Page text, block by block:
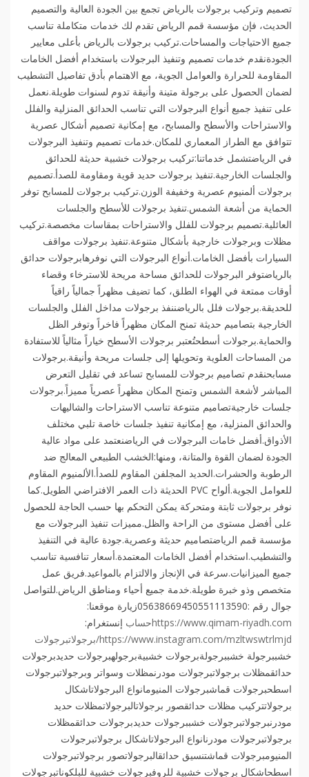
تصميم وتركيب برجولات بالرياض تجمع بين الجودة العالية والتصميم
الحديث، فإن مؤسسة قمم الرياض تقدم لك خدمات متكاملة تناسب
جميع الاحتياجات والمساحات.تركيب برجولات بالرياض بأعلى معايير
الجودةنقدم خدمات تصميم وتنفيذ البرجولات باستخدام أفضل الخامات
المقاومة للحرارة والعوامل الجوية، مع الاهتمام بأدق تفاصيل التشطيب
لضمان الحصول على برجولة متينة وأنيقة تدوم لسنوات طويلة.نعمل
على تنفيذ جميع أنواع البرجولات التي تناسب الحدائق المنزلية والفلل
والاستراحات والأسطح والمسابح، مع إمكانية تصميم أشكال عصرية
تتوافق مع الطراز المعماري للمكان.خدمات تصميم وتنفيذ البرجولات
في الرياضتشمل خدماتنا:تركيب برجولات خشبية حديثة للحدائق
والجلسات الخارجية.تنفيذ برجولات حديد قوية ومقاومة للصدأ.تصميم
برجولات ألمنيوم عصرية وخفيفة الوزن.تركيب برجولات للمسابح توفر
الحماية من أشعة الشمس.تنفيذ برجولات للأسطح والجلسات
العائلية.تصميم برجولات للفلل والاستراحات بمقاسات مخصصة.تركيب
مظلات وبرجولات خارجية بأشكال متنوعة.تنفيذ برجولات مواقف
السيارات بأفضل الخامات.أنواع البرجولات التي نوفرهابرجولات حدائق
بالرياضتوفر البرجولات للحدائق مساحة مريحة للاسترخاء وقضاء
أوقات ممتعة في الهواء الطلق، كما تضيف مظهراً جمالياً راقياً
للحديقة.برجولات فلل بالرياضننفذ برجولات مداخل الفلل والجلسات
الخارجية بتصاميم حديثة تمنح المكان مظهراً فاخراً وتوفر الظل
والحماية.برجولات أسطحتُعتبر برجولات الأسطح خياراً مثالياً للاستفادة
من المساحات العلوية وتحويلها إلى جلسات مريحة وأنيقة.برجولات
مسابحنقدم تصاميم برجولات للمسابح تساعد في تقليل التعرض
المباشر لأشعة الشمس وتمنح المكان مظهراً عصرياً مميزاً.برجولات
جلسات خارجيةتصاميم متنوعة تناسب الاستراحات والشاليهات
والحدائق المنزلية، مع إمكانية تنفيذ جلسات خاصة تلبي مختلف
الأذواق.أفضل خامات البرجولات في الرياضنعتمد على مواد عالية
الجودة لضمان القوة والمتانة، ومنها:الخشب الطبيعي المعالج ضد
الرطوبة والحشرات.الحديد المجلفن المقاوم للصدأ.الألمنيوم المقاوم
للعوامل الجوية.ألواح PVC الحديثة ذات العمر الافتراضي الطويل.كما
نوفر برجولات ثابتة ومتحركة يمكن التحكم بها حسب الحاجة للحصول
على أفضل مستوى من الراحة والظل.مميزات تنفيذ البرجولات مع
مؤسسة قمم الرياضتصاميم حديثة وعصرية.جودة عالية في التنفيذ
والتشطيب.استخدام أفضل الخامات المعتمدة.أسعار تنافسية تناسب
جميع الميزانيات.سرعة في الإنجاز والالتزام بالمواعيد.فريق عمل
متخصص وذو خبرة طويلة.خدمة جميع أحياء ومناطق الرياض.للتواصل
جوال رقم :05638669450551113590زيارة موقعنا:
https://www.qimam-riyadh.comحساب
إنستغرام:
https://www.instagram.com/mzltwswtrlmjd/برجولاتبرجولات
خشببرجولة خشببرجولةبرجولات خشبيةبرجولهبرجولات حديدبرجولات
حدائقمظلات برجولاتبرجولات مودرنمظلات وسواتر وبرجولاتبرجولات
اسطحبرجولات قماشبرجولات المنيومانواع البرجولاتاشكال
برجولاتتركيب مظلات حدائقصور برجولاتالبرجولاتمظلات حديد
مودرنبرجولاتبرجولات خشببرجولات حديدبرجولات حدائقمظلات
برجولاتبرجولات مودرنانواع البرجولاتاشكال برجولاتبرجولات
المنيومبرجولات قماشتنسيق حدائقالبرجولاتصور برجولاتبرجولات
اسطحاشكال برجولات خشبية للروفبرجولات خشبية للبلكوناتبرجولات